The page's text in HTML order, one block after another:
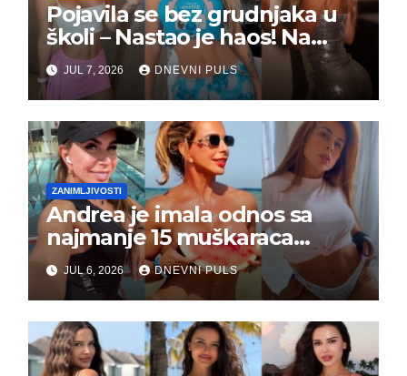
Pojavila se bez grudnjaka u
školi – Nastao je haos! Na
grupi je majke napale (FOTO)
JUL 7, 2026 DNEVNI PULS
ZANIMLJIVOSTI
Andrea je imala odnos sa
najmanje 15 muškaraca
odjednom – „Doktor mi je
rekao…“ (FOTO)
JUL 6, 2026 DNEVNI PULS